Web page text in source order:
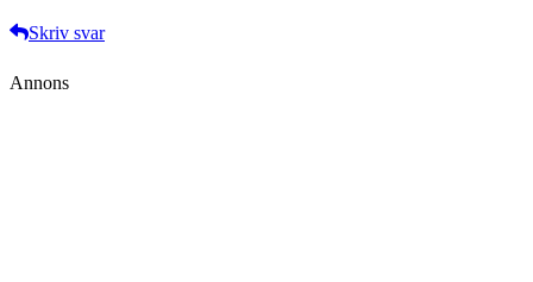
Skriv svar
Annons